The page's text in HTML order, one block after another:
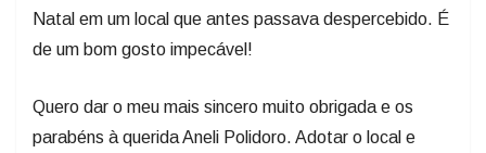
Natal em um local que antes passava despercebido. É
de um bom gosto impecável!
Quero dar o meu mais sincero muito obrigada e os
parabéns à querida Aneli Polidoro. Adotar o local e